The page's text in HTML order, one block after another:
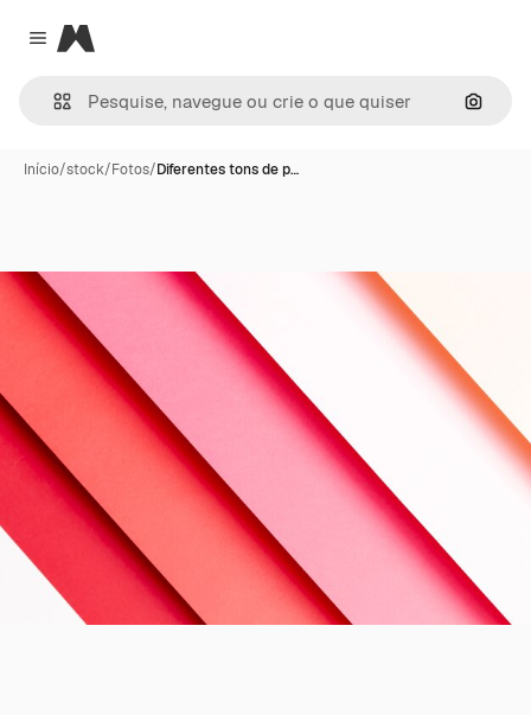
Close menu
Magnific
Início/stock/Fotos/Diferentes tons de p…